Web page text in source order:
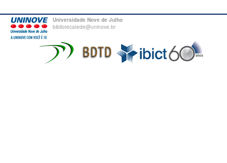
Universidade Nove de Julho
bibliotecatede@uninove.br